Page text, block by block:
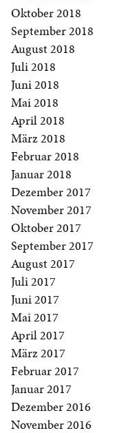
Oktober 2018
September 2018
August 2018
Juli 2018
Juni 2018
Mai 2018
April 2018
März 2018
Februar 2018
Januar 2018
Dezember 2017
November 2017
Oktober 2017
September 2017
August 2017
Juli 2017
Juni 2017
Mai 2017
April 2017
März 2017
Februar 2017
Januar 2017
Dezember 2016
November 2016